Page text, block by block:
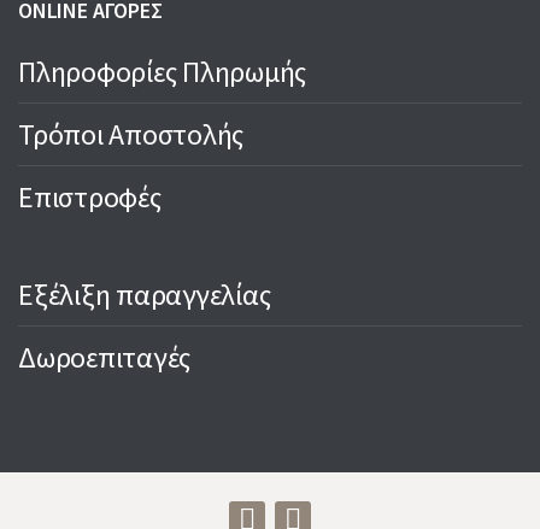
ONLINE ΑΓΟΡΕΣ
Πληροφορίες Πληρωμής
Τρόποι Αποστολής
Επιστροφές
Εξέλιξη παραγγελίας
Δωροεπιταγές